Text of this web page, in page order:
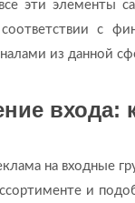
эти элементы
соответствии с
из данной
входа:
на входные
и